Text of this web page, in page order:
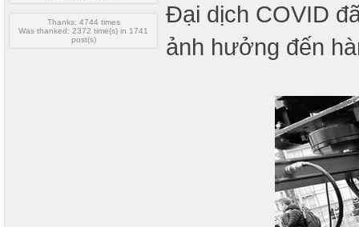
Thanks: 4744 times
Was thanked: 2372 time(s) in 1741
post(s)
Đại dịch COVID
ảnh hưởng đến